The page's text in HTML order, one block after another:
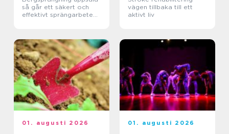
så går ett säkert och
effektivt sprängarbete
vägen tillbaka till ett
aktivt liv
01. augusti 2026 01. augusti 2026